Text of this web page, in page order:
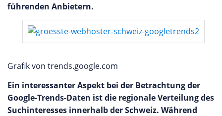
führenden Anbietern.
Grafik von trends.google.com
Ein interessanter Aspekt bei der Betrachtung der
Google-Trends-Daten ist die regionale Verteilung des
Suchinteresses innerhalb der Schweiz. Während